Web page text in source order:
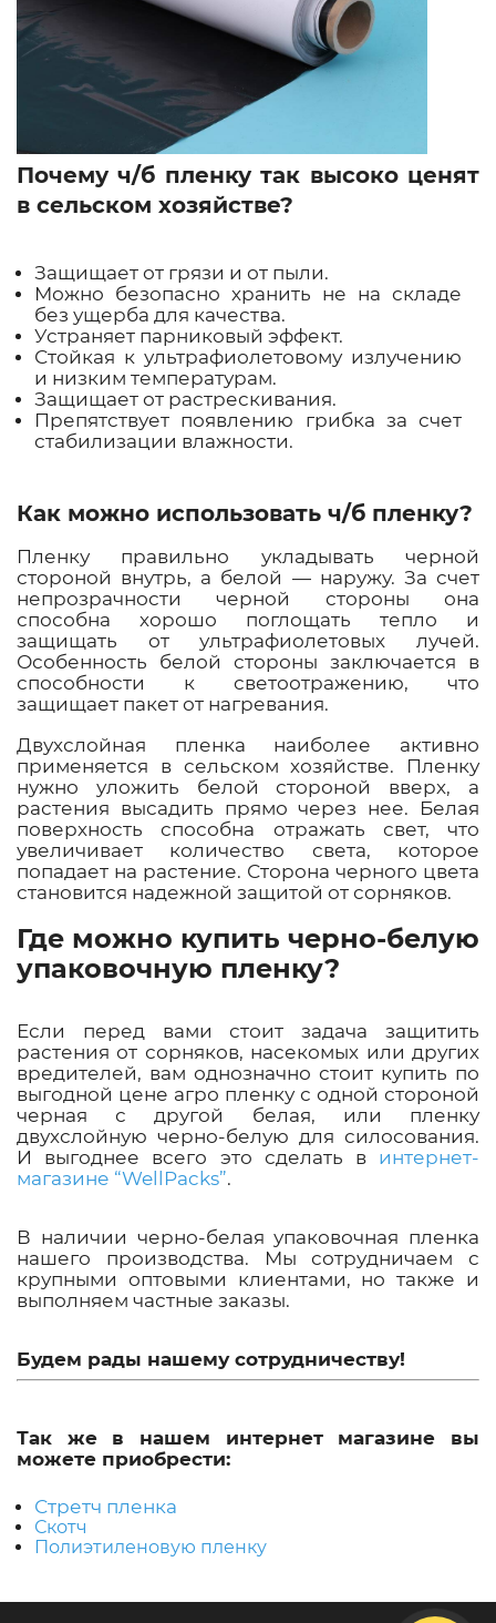
Почему ч/б пленку так высоко ценят
в сельском хозяйстве?
Защищает от грязи и от пыли.
Можно безопасно хранить не на складе
без ущерба для качества.
Устраняет парниковый эффект.
Стойкая к ультрафиолетовому излучению
и низким температурам.
Защищает от растрескивания.
Препятствует появлению грибка за счет
стабилизации влажности.
Как можно использовать ч/б пленку?
Пленку правильно укладывать черной
стороной внутрь, а белой — наружу. За счет
непрозрачности черной стороны она
способна хорошо поглощать тепло и
защищать от ультрафиолетовых лучей.
Особенность белой стороны заключается в
способности к светоотражению, что
защищает пакет от нагревания.
Двухслойная пленка наиболее активно
применяется в сельском хозяйстве. Пленку
нужно уложить белой стороной вверх, а
растения высадить прямо через нее. Белая
поверхность способна отражать свет, что
увеличивает количество света, которое
попадает на растение. Сторона черного цвета
становится надежной защитой от сорняков.
Где можно купить черно-белую
упаковочную пленку?
Если перед вами стоит задача защитить
растения от сорняков, насекомых или других
вредителей, вам однозначно стоит купить по
выгодной цене агро пленку с одной стороной
черная с другой белая, или пленку
двухслойную черно-белую для силосования.
И выгоднее всего это сделать в интернет-
магазине “WellPacks”.
В наличии черно-белая упаковочная пленка
нашего производства. Мы сотрудничаем с
крупными оптовыми клиентами, но также и
выполняем частные заказы.
Будем рады нашему сотрудничеству!
Так же в нашем интернет магазине вы
можете приобрести:
Стретч пленка
Скотч
Полиэтиленовую пленку